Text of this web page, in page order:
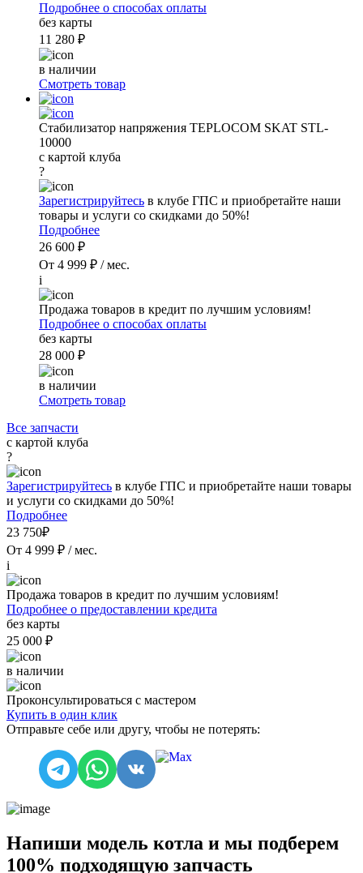
Подробнее о способах оплаты
без карты
11 280 ₽
в наличии
Смотреть товар
Стабилизатор напряжения TEPLOCOM SKAT STL-
10000
с картой клуба
?
Зарегистрируйтесь в клубе ГПС и приобретайте наши
товары и услуги со скидками до 50%!
Подробнее
26 600 ₽
От 4 999 ₽ / мес.
i
Продажа товаров в кредит по лучшим условиям!
Подробнее о способах оплаты
без карты
28 000 ₽
в наличии
Смотреть товар
Все запчасти
с картой клуба
?
Зарегистрируйтесь в клубе ГПС и приобретайте наши товары
и услуги со скидками до 50%!
Подробнее
23 750₽
От 4 999 ₽ / мес.
i
Продажа товаров в кредит по лучшим условиям!
Подробнее о предоставлении кредита
без карты
25 000 ₽
в наличии
Проконсультироваться с мастером
Купить в один клик
Отправьте себе или другу, чтобы не потерять:
Напиши модель котла и мы подберем
100% подходящую запчасть